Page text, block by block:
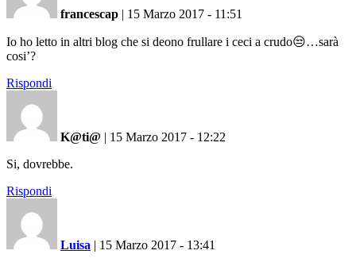
francescap | 15 Marzo 2017 - 11:51
Io ho letto in altri blog che si deono frullare i ceci a crudo😒…sarà
cosi’?
Rispondi
K@ti@ | 15 Marzo 2017 - 12:22
Si, dovrebbe.
Rispondi
Luisa | 15 Marzo 2017 - 13:41